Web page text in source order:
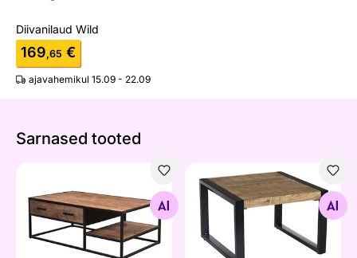
Diivanilaud Wild
169,65 €
ajavahemikul 15.09 - 22.09
Sarnased tooted
Diivanilaud Sturdy 120x70 cm
Otsi sarnaseid
Diivanilaud Nairobi 60x60
Otsi sarnaseid